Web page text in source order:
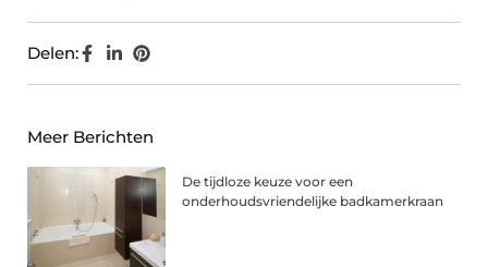
Delen:
Meer Berichten
De tijdloze keuze voor een
onderhoudsvriendelijke badkamerkraan